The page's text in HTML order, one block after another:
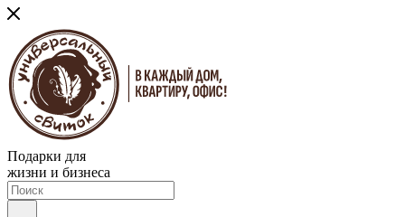
Подарки для
жизни и бизнеса